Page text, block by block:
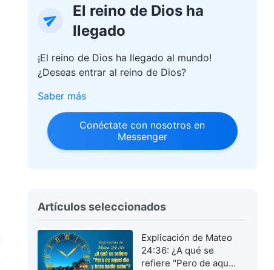
El reino de Dios ha
llegado
¡El reino de Dios ha llegado al mundo!
¿Deseas entrar al reino de Dios?
Saber más
Conéctate con nosotros en
Messenger
Artículos seleccionados
Explicación de Mateo
24:36: ¿A qué se
refiere "Pero de aquel